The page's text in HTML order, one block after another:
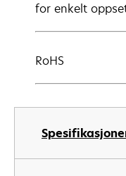
for enkelt
RoHS